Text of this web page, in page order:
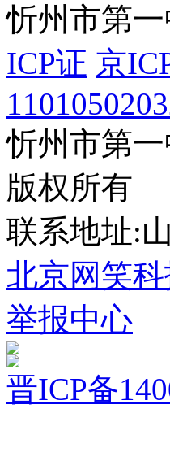
忻州市第
ICP证 京
忻州市第
版权所有
联系地址:
北京网笑
举报中心
晋ICP备